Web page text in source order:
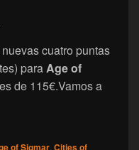
cuatro puntas
paraAge of
de 115€.Vamos a
nuevas Puntas de
of Sigmar, Cities of